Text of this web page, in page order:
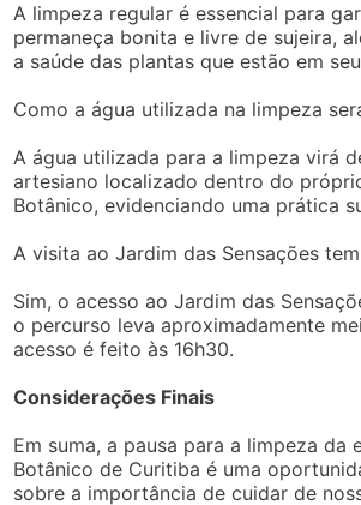
A limpeza regular é essencial para
permaneça bonita e livre de sujeira,
a saúde das plantas que estão em
Como a água utilizada na limpeza
A água utilizada para a limpeza virá
artesiano localizado dentro do
Botânico, evidenciando uma prática
A visita ao Jardim das Sensações
Sim, o acesso ao Jardim das
o percurso leva aproximadamente
acesso é feito às 16h30.
Considerações Finais
Em suma, a pausa para a limpeza da
Botânico de Curitiba é uma
sobre a importância de cuidar de